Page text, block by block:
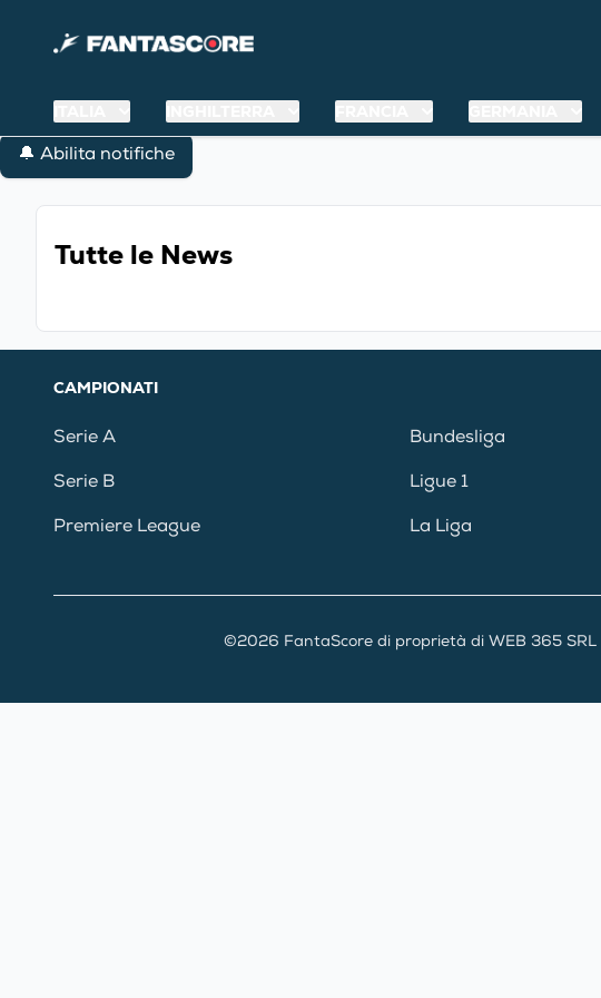
🔔 Abilita notifiche
Tutte le News
CAMPIONATI
Serie A
Serie B
Premiere League
Bundesliga
Ligue 1
La Liga
©2026 FantaScore di proprietà di WEB 365 SRL